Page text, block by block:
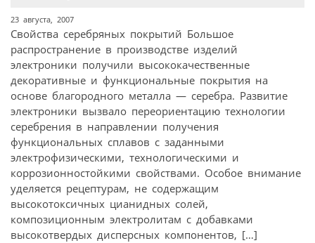
23 августа, 2007
Свойства серебряных покрытий Большое
распространение в производстве изделий
электроники получили высококачественные
декоративные и функциональные покрытия на
основе благородного металла — серебра. Развитие
электроники вызвало переориентацию технологии
серебрения в направлении получения
функциональных сплавов с заданными
электрофизическими, технологическими и
коррозионностойкими свойствами. Особое внимание
уделяется рецептурам, не содержащим
высокотоксичных цианидных солей,
композиционным электролитам с добавками
высокотвердых дисперсных компонентов, […]